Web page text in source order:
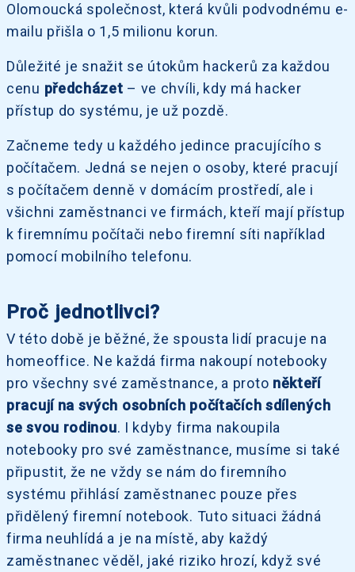
Olomoucká společnost, která kvůli podvodnému e-
mailu přišla o 1,5 milionu korun.
Důležité je snažit se útokům hackerů za každou
cenu předcházet – ve chvíli, kdy má hacker
přístup do systému, je už pozdě.
Začneme tedy u každého jedince pracujícího s
počítačem. Jedná se nejen o osoby, které pracují
s počítačem denně v domácím prostředí, ale i
všichni zaměstnanci ve firmách, kteří mají přístup
k firemnímu počítači nebo firemní síti například
pomocí mobilního telefonu.
Proč jednotlivci?
V této době je běžné, že spousta lidí pracuje na
homeoffice. Ne každá firma nakoupí notebooky
pro všechny své zaměstnance, a proto někteří
pracují na svých osobních počítačích sdílených
se svou rodinou. I kdyby firma nakoupila
notebooky pro své zaměstnance, musíme si také
připustit, že ne vždy se nám do firemního
systému přihlásí zaměstnanec pouze přes
přidělený firemní notebook. Tuto situaci žádná
firma neuhlídá a je na místě, aby každý
zaměstnanec věděl, jaké riziko hrozí, když své